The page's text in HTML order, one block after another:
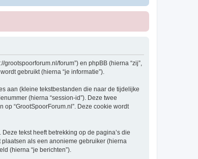
forum”) en phpBB (hierna “zij”,
gebruikt (hierna “je informatie”).
aan (kleine tekstbestanden die naar de tijdelijke
(hierna “session-id”). Deze twee
“GrootSpoorForum.nl”. Deze cookie wordt
tekst heeft betrekking op de pagina’s die
als een anonieme gebruiker (hierna
(hierna “je berichten”).